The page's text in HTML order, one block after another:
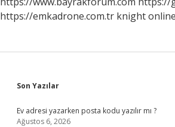
https://emkadrone.com.tr knight online
Sidebar
Son Yazılar
Ev adresi yazarken posta kodu yazılır mı ?
Ağustos 6, 2026